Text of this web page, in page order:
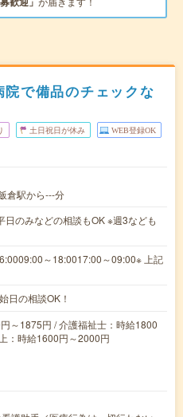
で備品のチェックな
土日祝日が休み WEB登録OK
倉駅から---分
日のみなどの相談もOK ※週3なども
～18:0017:00～09:00※ 上記
の相談OK！
～1875円 / 介護福祉士：時給1800
：時給1600円～2000円